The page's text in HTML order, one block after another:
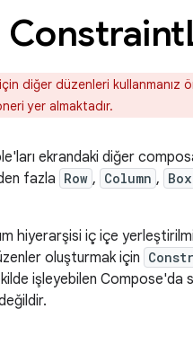
Constraint
diğer düzenleri
yer almaktadır.
ekrandaki diğer
fazla Row , Column , Box
hiyerarşisi iç içe
oluşturmak için
işleyebilen